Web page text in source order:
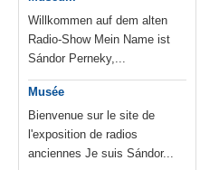
Willkommen auf dem alten
Radio-Show Mein Name ist
Sándor Perneky,...
Musée
Bienvenue sur le site de
l'exposition de radios
anciennes Je suis Sándor...